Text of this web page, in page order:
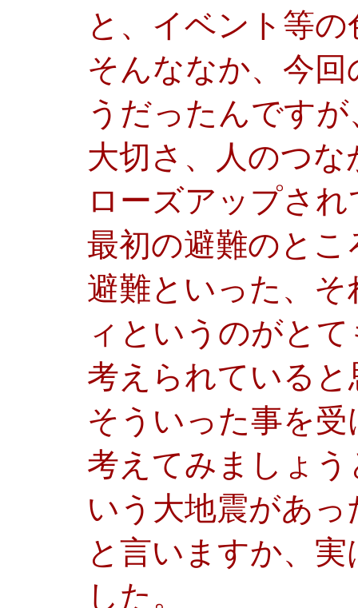
と、イベント等
そんななか、今
うだったんです
大切さ、人のつ
ローズアップさ
最初の避難のと
避難といった、
ィというのがと
考えられている
そういった事を
考えてみましょ
いう大地震があ
と言いますか、
した。